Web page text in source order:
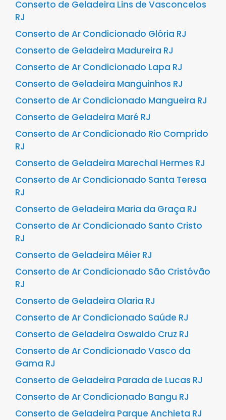
Conserto de Geladeira Lins de Vasconcelos
RJ
Conserto de Ar Condicionado Glória RJ
Conserto de Geladeira Madureira RJ
Conserto de Ar Condicionado Lapa RJ
Conserto de Geladeira Manguinhos RJ
Conserto de Ar Condicionado Mangueira RJ
Conserto de Geladeira Maré RJ
Conserto de Ar Condicionado Rio Comprido
RJ
Conserto de Geladeira Marechal Hermes RJ
Conserto de Ar Condicionado Santa Teresa
RJ
Conserto de Geladeira Maria da Graça RJ
Conserto de Ar Condicionado Santo Cristo
RJ
Conserto de Geladeira Méier RJ
Conserto de Ar Condicionado São Cristóvão
RJ
Conserto de Geladeira Olaria RJ
Conserto de Ar Condicionado Saúde RJ
Conserto de Geladeira Oswaldo Cruz RJ
Conserto de Ar Condicionado Vasco da
Gama RJ
Conserto de Geladeira Parada de Lucas RJ
Conserto de Ar Condicionado Bangu RJ
Conserto de Geladeira Parque Anchieta RJ